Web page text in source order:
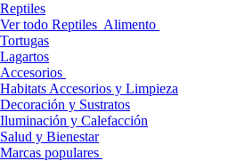
Reptiles
Ver todo Reptiles Alimento
Tortugas
Lagartos
Accesorios
Habitats Accesorios y Limpieza
Decoración y Sustratos
Iluminación y Calefacción
Salud y Bienestar
Marcas populares